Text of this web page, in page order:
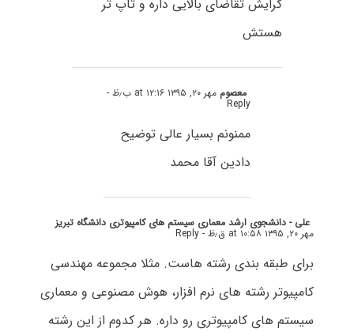
گرایش تقاضای بالایی داره و تاپ تر
هستش
معصوم مهر ۲۰, ۱۳۹۵ at ۱۲:۱۶ ب٫ظ -
Reply
ممنونم بسیار عالی توضیح
دادین آقا محمد
علی - دانشجوی ارشد معماری سیستم های کامپیوتری دانشگاه تبریز
مهر ۲۰, ۱۳۹۵ at ۱۰:۵۸ ق٫ظ - Reply
برای طبقه بندی رشته هاست. مثلا مجموعه مهندسی
کامپیوتر رشته های نرم افزار، هوش مصنوعی و معماری
سیستم های کامپیوتری رو داره. هر کدوم از این رشته